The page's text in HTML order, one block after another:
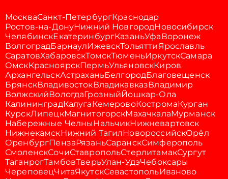
МоскваСанкт-ПетербургКраснодар
Ростов-на-ДонуНижний НовгородНовосибирск
ЧелябинскЕкатеринбургКазаньУфаВоронеж
ВолгоградБарнаулИжевскТольяттиЯрославль
СаратовХабаровскТомскТюменьИркутскСамара
ОмскКрасноярскПермьУльяновскКиров
АрхангельскАстраханьБелгородБлаговещенск
БрянскВладивостокВладикавказВладимир
ВолжскийВологдаГрозныйЙошкар-Ола
КалининградКалугаКемеровоКостромаКурган
КурскЛипецкМагнитогорскМахачкалаМурманск
Набережные ЧелныНальчикНижневартовск
НижнекамскНижний ТагилНовороссийскОрёл
ОренбургПензаРязаньСаранскСимферополь
СмоленскСочиСтавропольСтерлитамакСургут
ТаганрогТамбовТверьУлан-УдэЧебоксары
ЧереповецЧитаЯкутскСевастопольИваново